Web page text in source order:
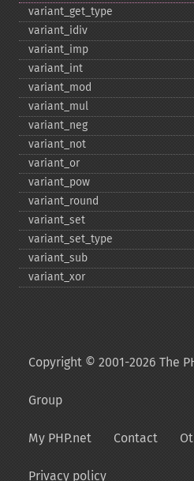
variant_​get_​type
variant_​idiv
variant_​imp
variant_​int
variant_​mod
variant_​mul
variant_​neg
variant_​not
variant_​or
variant_​pow
variant_​round
variant_​set
variant_​set_​type
variant_​sub
variant_​xor
Copyright © 2001-2026 The
Group
My PHP.net Contact
Privacy policy